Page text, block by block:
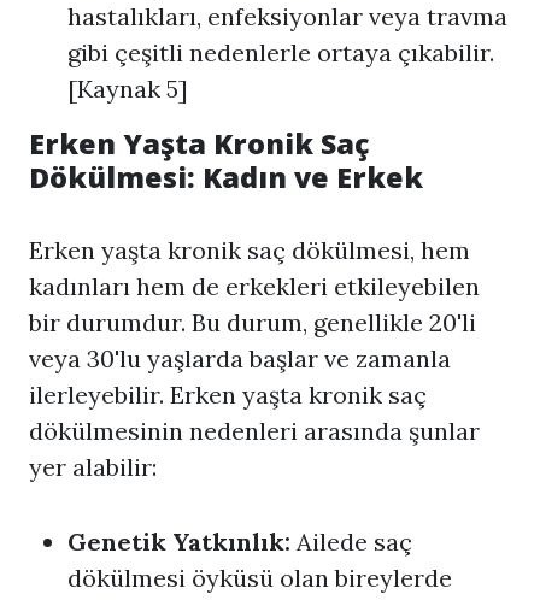
hastalıkları, enfeksiyonlar veya travma
gibi çeşitli nedenlerle ortaya çıkabilir.
[Kaynak 5]
Erken Yaşta Kronik Saç
Dökülmesi: Kadın ve Erkek
Erken yaşta kronik saç dökülmesi, hem
kadınları hem de erkekleri etkileyebilen
bir durumdur. Bu durum, genellikle 20'li
veya 30'lu yaşlarda başlar ve zamanla
ilerleyebilir. Erken yaşta kronik saç
dökülmesinin nedenleri arasında şunlar
yer alabilir:
Genetik Yatkınlık: Ailede saç
dökülmesi öyküsü olan bireylerde